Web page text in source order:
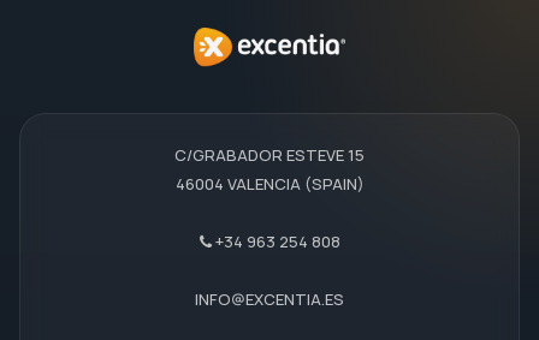
C/GRABADOR ESTEVE 15
46004 VALENCIA (SPAIN)
+34 963 254 808
INFO@EXCENTIA.ES